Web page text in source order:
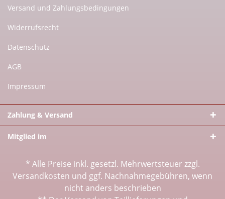
Versand und Zahlungsbedingungen
Widerrufsrecht
Datenschutz
AGB
Impressum
Zahlung & Versand
Mitglied im
* Alle Preise inkl. gesetzl. Mehrwertsteuer zzgl.
Versandkosten und ggf. Nachnahmegebühren, wenn
nicht anders beschrieben